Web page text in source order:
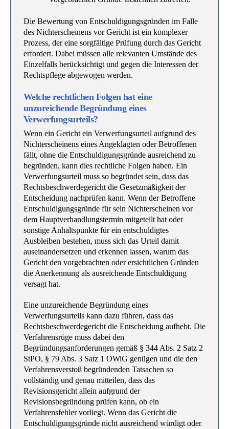
Die Bewertung von Entschuldigungsgründen im Falle
des Nichterscheinens vor Gericht ist ein komplexer
Prozess, der eine sorgfältige Prüfung durch das Gericht
erfordert. Dabei müssen alle relevanten Umstände des
Einzelfalls berücksichtigt und gegen die Interessen der
Rechtspflege abgewogen werden.
Welche rechtlichen Folgen hat eine
unzureichende Begründung eines
Verwerfungsurteils?
Wenn ein Gericht ein Verwerfungsurteil aufgrund des
Nichterscheinens eines Angeklagten oder Betroffenen
fällt, ohne die Entschuldigungsgründe ausreichend zu
begründen, kann dies rechtliche Folgen haben. Ein
Verwerfungsurteil muss so begründet sein, dass das
Rechtsbeschwerdegericht die Gesetzmäßigkeit der
Entscheidung nachprüfen kann. Wenn der Betroffene
Entschuldigungsgründe für sein Nichterscheinen vor
dem Hauptverhandlungstermin mitgeteilt hat oder
sonstige Anhaltspunkte für ein entschuldigtes
Ausbleiben bestehen, muss sich das Urteil damit
auseinandersetzen und erkennen lassen, warum das
Gericht den vorgebrachten oder ersichtlichen Gründen
die Anerkennung als ausreichende Entschuldigung
versagt hat.
Eine unzureichende Begründung eines
Verwerfungsurteils kann dazu führen, dass das
Rechtsbeschwerdegericht die Entscheidung aufhebt. Die
Verfahrensrüge muss dabei den
Begründungsanforderungen gemäß § 344 Abs. 2 Satz 2
StPO, § 79 Abs. 3 Satz 1 OWiG genügen und die den
Verfahrensverstoß begründenden Tatsachen so
vollständig und genau mitteilen, dass das
Revisionsgericht allein aufgrund der
Revisionsbegründung prüfen kann, ob ein
Verfahrensfehler vorliegt. Wenn das Gericht die
Entschuldigungsgründe nicht ausreichend würdigt oder